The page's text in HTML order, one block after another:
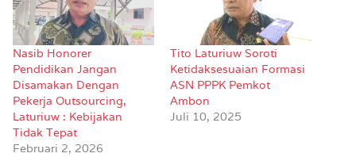
Nasib Honorer
Pendidikan Jangan
Disamakan Dengan
Pekerja Outsourcing,
Laturiuw : Kebijakan
Tidak Tepat
Februari 2, 2026
Tito Laturiuw Soroti
Ketidaksesuaian Formasi
ASN PPPK Pemkot
Ambon
Juli 10, 2025